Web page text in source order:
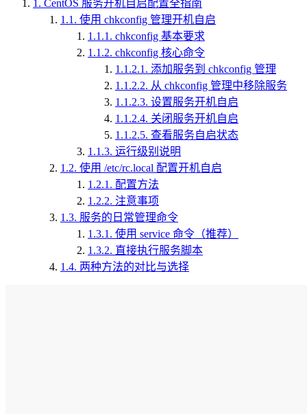
1. CentOS 服务开机自启配置全指南
1.1. 使用 chkconfig 管理开机自启
1.1.1. chkconfig 基本要求
1.1.2. chkconfig 核心命令
1.1.2.1. 添加服务到 chkconfig 管理
1.1.2.2. 从 chkconfig 管理中移除服务
1.1.2.3. 设置服务开机自启
1.1.2.4. 关闭服务开机自启
1.1.2.5. 查看服务自启状态
1.1.3. 运行级别说明
1.2. 使用 /etc/rc.local 配置开机自启
1.2.1. 配置方法
1.2.2. 注意事项
1.3. 服务的日常管理命令
1.3.1. 使用 service 命令（推荐）
1.3.2. 直接执行服务脚本
1.4. 两种方法的对比与选择